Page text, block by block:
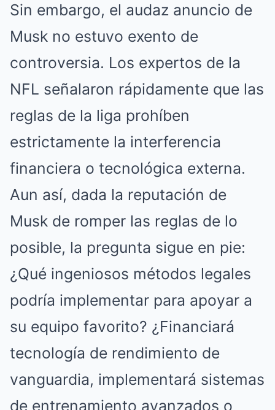
Sin embargo, el audaz anuncio de
Musk no estuvo exento de
controversia. Los expertos de la
NFL señalaron rápidamente que las
reglas de la liga prohíben
estrictamente la interferencia
financiera o tecnológica externa.
Aun así, dada la reputación de
Musk de romper las reglas de lo
posible, la pregunta sigue en pie:
¿Qué ingeniosos métodos legales
podría implementar para apoyar a
su equipo favorito? ¿Financiará
tecnología de rendimiento de
vanguardia, implementará sistemas
de entrenamiento avanzados o